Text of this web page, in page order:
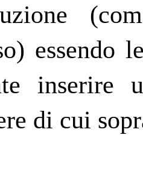
essendo
inserire
di cui